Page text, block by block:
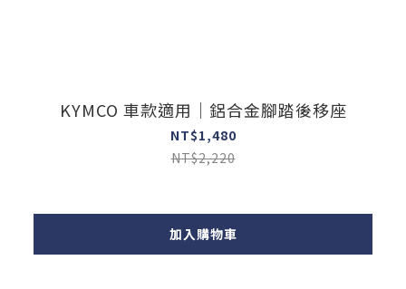
KYMCO 車款適用｜鋁合金腳踏後移座
NT$1,480
NT$2,220
加入購物車